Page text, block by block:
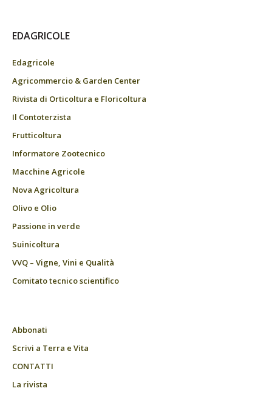
EDAGRICOLE
Edagricole
Agricommercio & Garden Center
Rivista di Orticoltura e Floricoltura
Il Contoterzista
Frutticoltura
Informatore Zootecnico
Macchine Agricole
Nova Agricoltura
Olivo e Olio
Passione in verde
Suinicoltura
VVQ – Vigne, Vini e Qualità
Comitato tecnico scientifico
Abbonati
Scrivi a Terra e Vita
CONTATTI
La rivista